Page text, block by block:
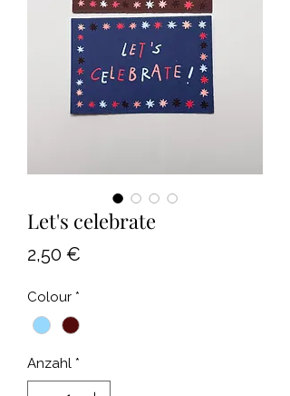
Let's celebrate
2,50 €
Colour *
Anzahl *